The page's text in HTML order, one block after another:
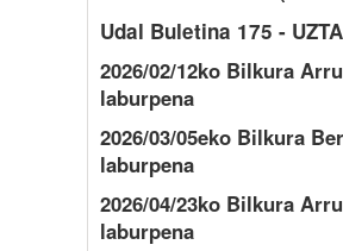
Udal Buletina 175 -
2026/02/12ko Bilkura
laburpena
2026/03/05eko Bilkura
laburpena
2026/04/23ko Bilkura
laburpena